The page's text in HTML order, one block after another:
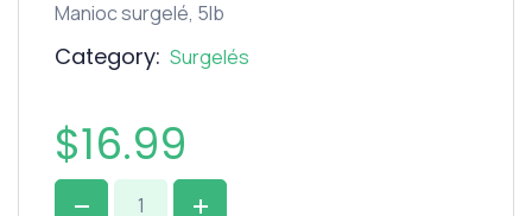
Manioc surgelé, 5lb
Category: Surgelés
$16.99